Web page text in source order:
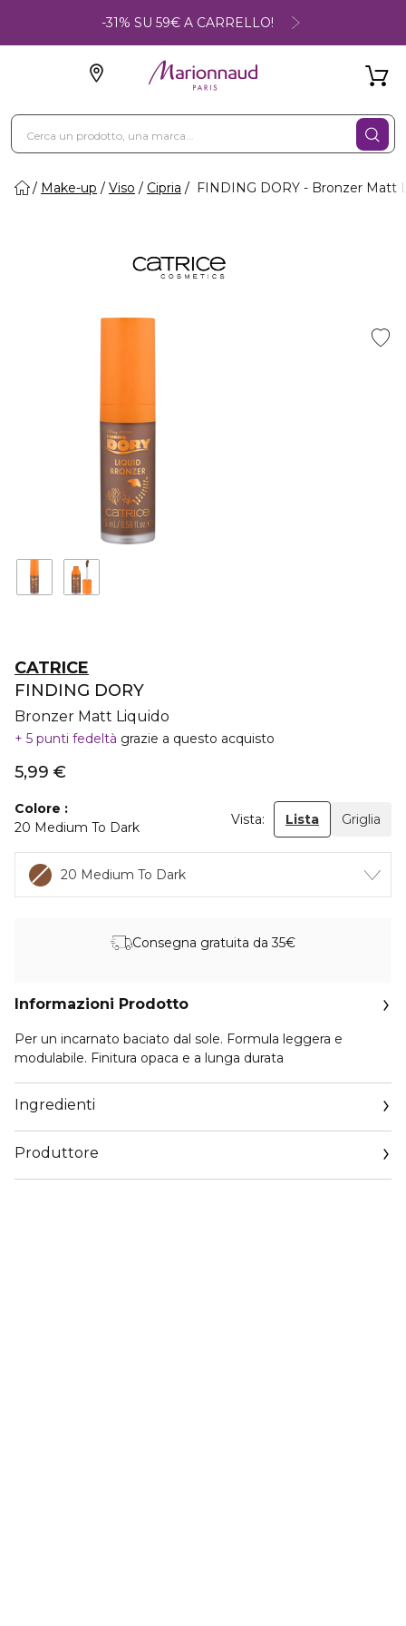
-31% SU 59€ A CARRELLO!
Make-up Viso Cipria FINDING DORY - Bronzer Matt
CATRICE
FINDING DORY
Bronzer Matt Liquido
5 punti fedeltà grazie a questo acquisto
5,99 €
Colore
20 Medium To Dark
Vista: Lista Griglia
20 Medium To Dark
Consegna gratuita da 35€
Informazioni Prodotto
Per un incarnato baciato dal sole. Formula leggera e
modulabile. Finitura opaca e a lunga durata
Ingredienti
Produttore